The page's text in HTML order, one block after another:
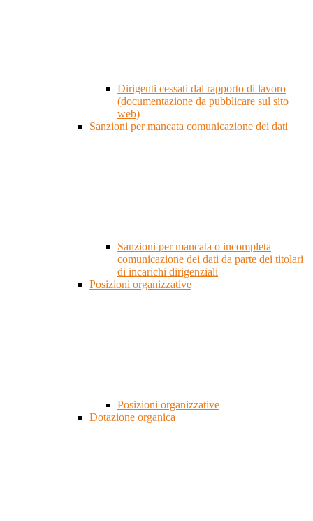
Dirigenti cessati dal rapporto di lavoro
(documentazione da pubblicare sul sito
web)
Sanzioni per mancata comunicazione dei dati
Sanzioni per mancata o incompleta
comunicazione dei dati da parte dei titolari
di incarichi dirigenziali
Posizioni organizzative
Posizioni organizzative
Dotazione organica